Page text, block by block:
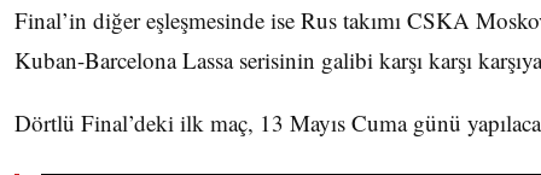
Final’in diğer eşleşmesinde ise Rus takımı CSKA
Kuban-Barcelona Lassa serisinin galibi karşı karşı
Dörtlü Final’deki ilk maç, 13 Mayıs Cuma günü